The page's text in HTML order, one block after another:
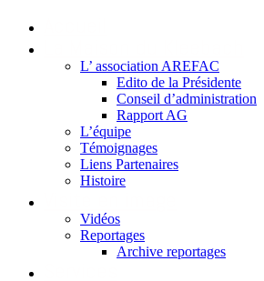
L’ association AREFAC
Edito de la Présidente
Conseil d’administration
Rapport AG
L’équipe
Témoignages
Liens Partenaires
Histoire
Vidéos
Reportages
Archive reportages